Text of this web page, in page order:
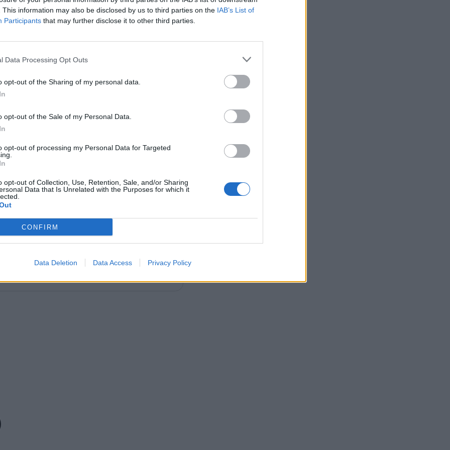
This information may also be disclosed by us to third parties on the IAB’s List of
Participants that may further disclose it to other third parties.
Data Processing Opt Outs
opt-out of the Sharing of my personal data.
opt-out of the Sale of my Personal Data.
opt-out of processing my Personal Data for Targeted
opt-out of Collection, Use, Retention, Sale, and/or Sharing
Data that Is Unrelated with the Purposes for which it
CONFIRM
Data Deletion Data Access Privacy Policy
Κάτι παρεμφερές συμβαίνει και
ήδη δεχθεί προτάσεις και από άλλες
πως δεν θα πρέπει να
καθώς ο ισχυρός άνδρας του
ανταγωνιστική ομάδα και τη νέα